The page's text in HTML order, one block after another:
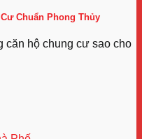
Chuẩn Phong Thủy
căn hộ chung cư sao cho